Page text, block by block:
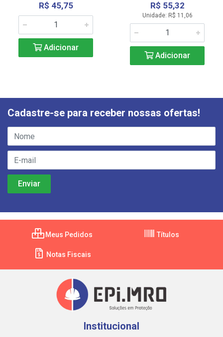
R$ 45,75
Adicionar
R$ 55,32
Unidade: R$ 11,06
Adicionar
Cadastre-se para receber nossas ofertas!
Meus Pedidos Títulos
Notas Fiscais
Institucional